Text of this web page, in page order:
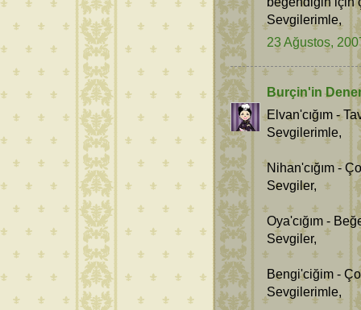
Sevgilerimle,
23 Ağustos,
Burçin'in
Elvan'cığım -
Sevgilerimle,
Nihan'cığım -
Sevgiler,
Oya'cığım -
Sevgiler,
Bengi'ciğim -
Sevgilerimle,